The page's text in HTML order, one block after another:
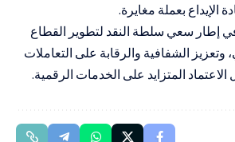
الإيداع بعملة مغايرة.
في إطار سعي سلطة النقد لتطوير القطاع
الشفافية والرقابة على التعاملات
المتزايد على الخدمات الرقمية.